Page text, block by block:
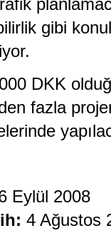
gibi
DKK
fazla
Eylül 2008
4 Ağustos